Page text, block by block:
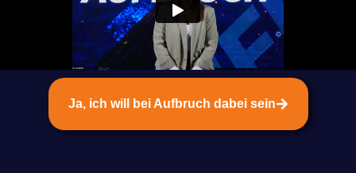
Ja, ich will bei Aufbruch dabei sein